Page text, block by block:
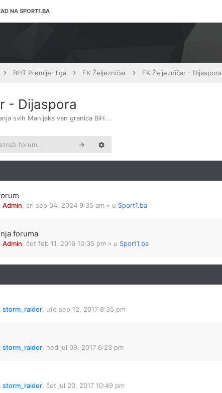
NA SPORT1.BA
BHT Premijer liga FK Željezničar FK Željezničar - Dijaspora
- Dijaspora
svih Manijaka van granica BiH...
Admin sri sep 04, 2024 9:35 am » u Sport1.ba
foruma
Admin čet feb 11, 2016 10:35 pm » u Sport1.ba
storm_raider uto sep 12, 2017 8:35 pm
storm_raider ned jul 09, 2017 6:23 pm
storm_raider čet jul 20, 2017 10:49 pm